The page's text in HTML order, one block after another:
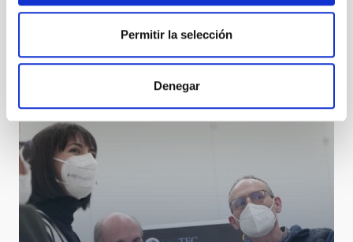
Permitir la selección
Denegar
Winter School 2021